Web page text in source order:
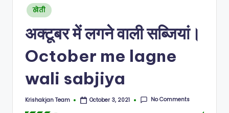
Posted
in
खेती
अक्टूबर में लगने वाली सब्जियां।
October me lagne
wali sabjiya
Posted
Krishakjan Team October 3, 2021 No Comments